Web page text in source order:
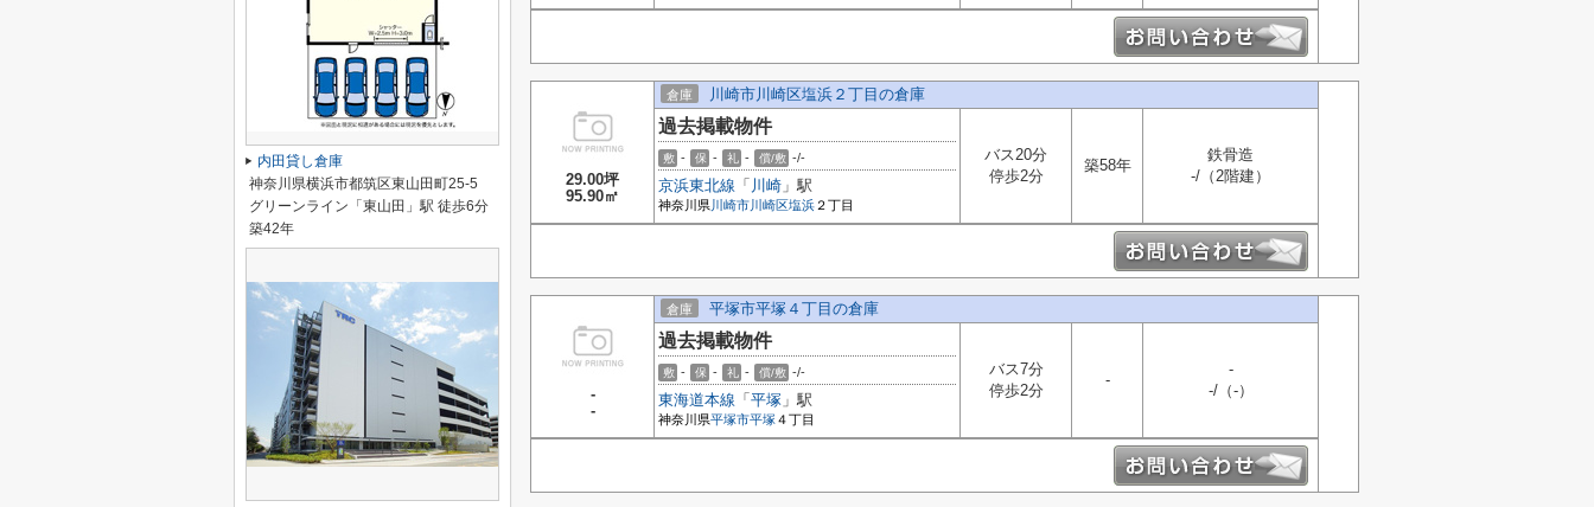
29.00坪
95.90㎡
倉庫 川崎市川崎区塩浜２丁目の倉庫
過去掲載物件
敷 - 保 - 礼 - 償/敷 -/-
京浜東北線 「 川崎 」駅
神奈川県川崎市川崎区塩浜 ２丁目
バス20分
停歩2分
築58年
鉄骨造
-/（2階建）
-
-
倉庫 平塚市平塚４丁目の倉庫
過去掲載物件
敷 - 保 - 礼 - 償/敷 -/-
東海道本線 「 平塚 」駅
神奈川県平塚市平塚 ４丁目
バス7分
停歩2分
-
-
-/（-）
内田貸し倉庫
神奈川県横浜市都筑区東山田町25-5
グリーンライン「東山田」駅 徒歩6分
築42年